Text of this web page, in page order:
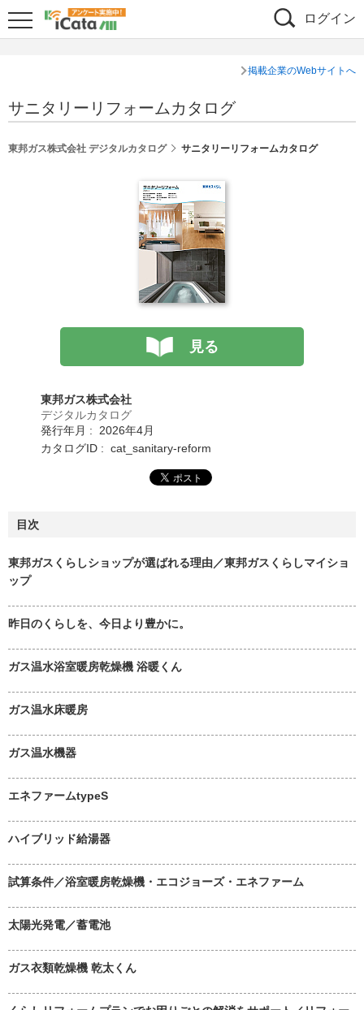
ログイン
掲載企業のWebサイトへ
サニタリーリフォームカタログ
東邦ガス株式会社 デジタルカタログ サニタリーリフォームカタログ
見る
東邦ガス株式会社
デジタルカタログ
発行年月 : 2026年4月
カタログID : cat_sanitary-reform
目次
東邦ガスくらしショップが選ばれる理由／東邦ガスくらしマイショ
ップ
昨日のくらしを、今日より豊かに。
ガス温水浴室暖房乾燥機 浴暖くん
ガス温水床暖房
ガス温水機器
エネファームtypeS
ハイブリッド給湯器
試算条件／浴室暖房乾燥機・エコジョーズ・エネファーム
太陽光発電／蓄電池
ガス衣類乾燥機 乾太くん